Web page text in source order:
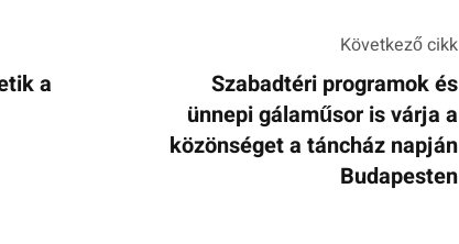
a
Következő cikk
Szabadtéri programok és
ünnepi gálaműsor is várja a
közönséget a táncház napján
Budapesten